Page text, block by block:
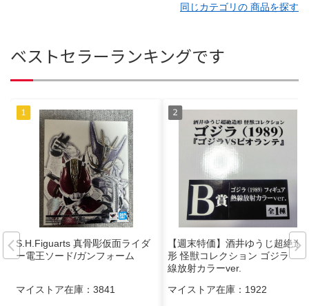
同じカテゴリの 商品を探す
ベストセラーランキングです
S.H.Figuarts 真骨彫仮面ライダ
ー電王ソード/ガンフォーム
マイストア在庫： 3841
【週末特価】酒井ゆうじ超絶造
形 怪獣コレクション ゴジラ 熱
線放射カラーver.
マイストア在庫： 1922